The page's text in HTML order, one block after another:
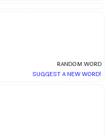
RANDOM WORD
SUGGEST A NEW WORD!